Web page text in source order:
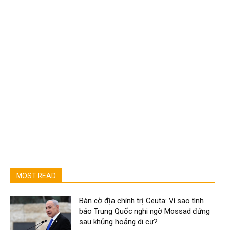
MOST READ
Bàn cờ địa chính trị Ceuta: Vì sao tình
báo Trung Quốc nghi ngờ Mossad đứng
sau khủng hoảng di cư?